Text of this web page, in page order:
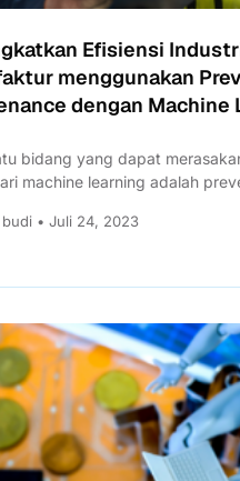
Efisiensi
menggunakan
dengan Machine
bidang yang dapat
machine learning adalah
• Juli 24, 2023